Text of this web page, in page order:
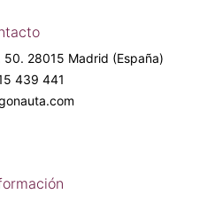
50. 28015 Madrid (España)
439 441